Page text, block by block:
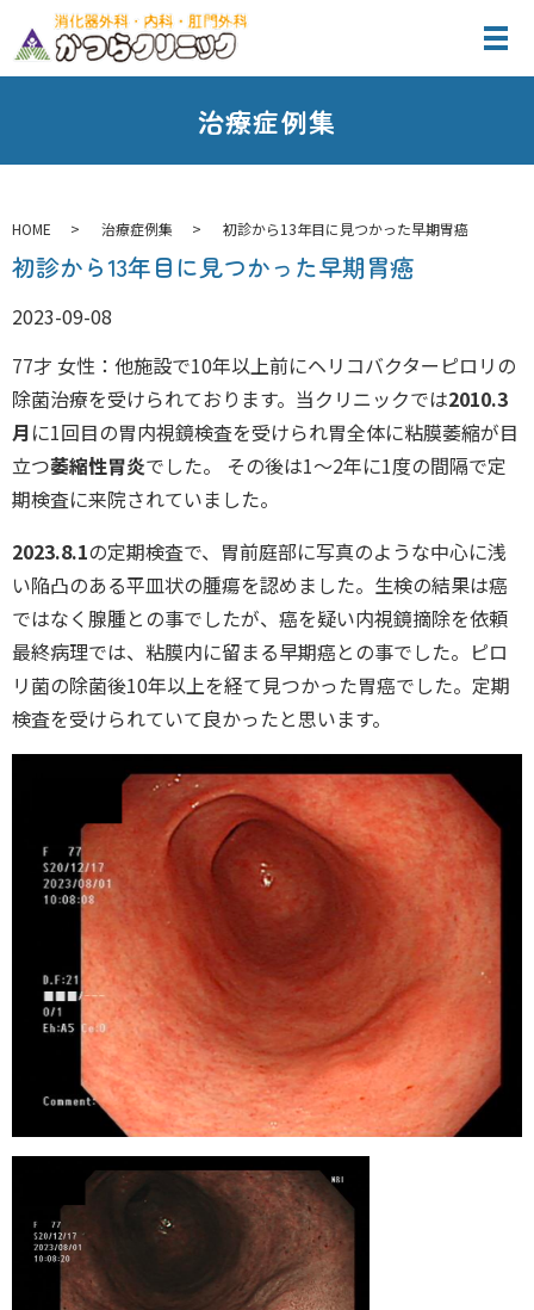
治療症例集
HOME 治療症例集 初診から13年目に見つかった早期胃癌
初診から13年目に見つかった早期胃癌
2023-09-08
77才 女性：他施設で10年以上前にヘリコバクターピロリの
除菌治療を受けられております。当クリニックでは2010.3
月に1回目の胃内視鏡検査を受けられ胃全体に粘膜萎縮が目
立つ萎縮性胃炎でした。 その後は1～2年に1度の間隔で定
期検査に来院されていました。
2023.8.1の定期検査で、胃前庭部に写真のような中心に浅
い陥凸のある平皿状の腫瘍を認めました。生検の結果は癌
ではなく腺腫との事でしたが、癌を疑い内視鏡摘除を依頼
最終病理では、粘膜内に留まる早期癌との事でした。ピロ
リ菌の除菌後10年以上を経て見つかった胃癌でした。定期
検査を受けられていて良かったと思います。